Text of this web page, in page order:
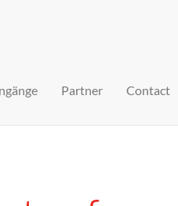
Partner Contact